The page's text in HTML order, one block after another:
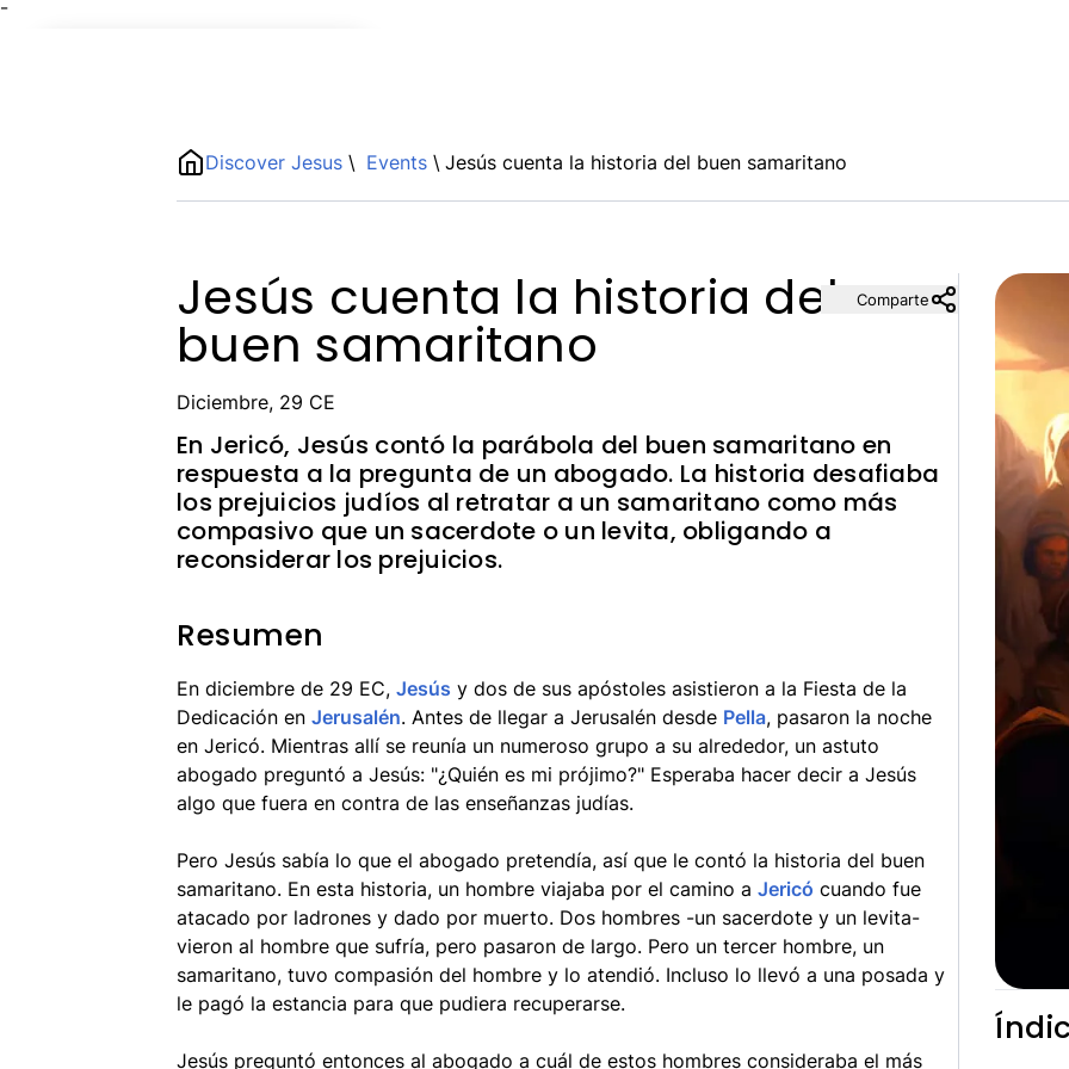
¯
Discover Jesus \ Events \ Jesús cuenta la historia del buen samaritano
Jesús cuenta la historia del
buen samaritano
Diciembre, 29 CE
En Jericó, Jesús contó la parábola del buen samaritano en
respuesta a la pregunta de un abogado. La historia desafiaba
los prejuicios judíos al retratar a un samaritano como más
compasivo que un sacerdote o un levita, obligando a
reconsiderar los prejuicios.
Comparte
Resumen
En diciembre de 29 EC, Jesús y dos de sus apóstoles asistieron a la Fiesta de la
Dedicación en Jerusalén. Antes de llegar a Jerusalén desde Pella, pasaron la noche
en Jericó. Mientras allí se reunía un numeroso grupo a su alrededor, un astuto
abogado preguntó a Jesús: "¿Quién es mi prójimo?" Esperaba hacer decir a Jesús
algo que fuera en contra de las enseñanzas judías.
Pero Jesús sabía lo que el abogado pretendía, así que le contó la historia del buen
samaritano. En esta historia, un hombre viajaba por el camino a Jericó cuando fue
atacado por ladrones y dado por muerto. Dos hombres -un sacerdote y un levita-
vieron al hombre que sufría, pero pasaron de largo. Pero un tercer hombre, un
samaritano, tuvo compasión del hombre y lo atendió. Incluso lo llevó a una posada y
le pagó la estancia para que pudiera recuperarse.
Jesús preguntó entonces al abogado a cuál de estos hombres consideraba el más